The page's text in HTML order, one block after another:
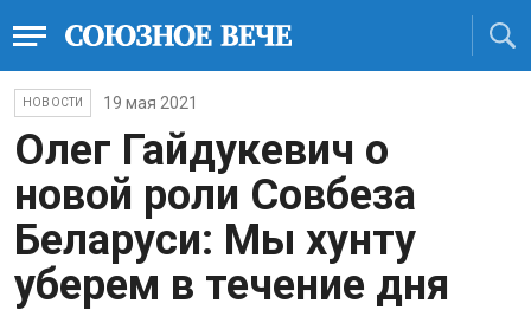
НОВОСТИ 19 мая 2021
Олег Гайдукевич о
новой роли Совбеза
Беларуси: Мы хунту
уберем в течение дня